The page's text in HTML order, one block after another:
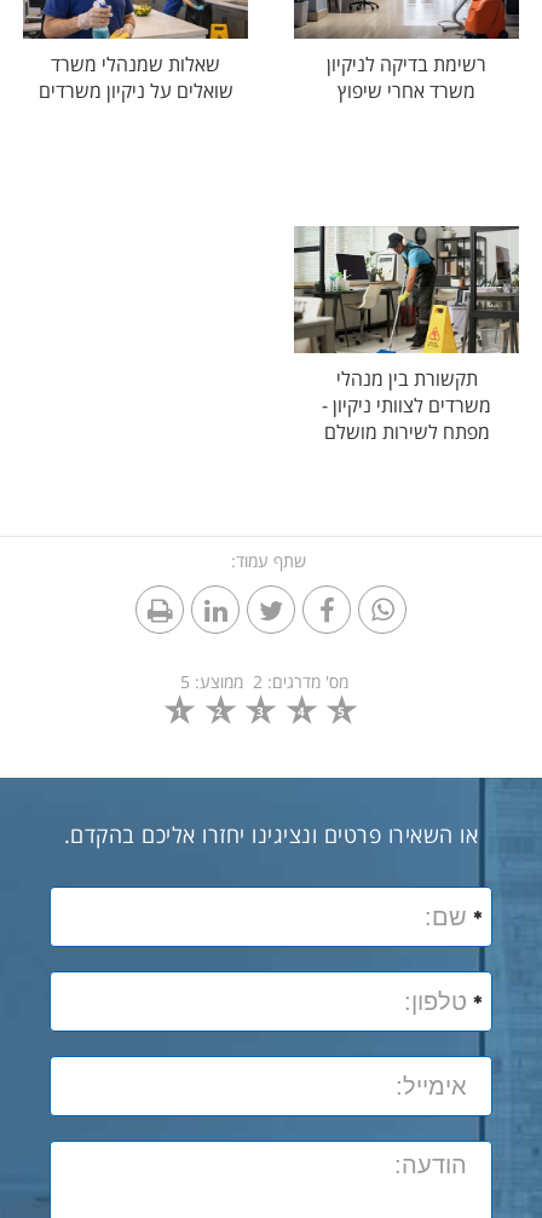
רשימת בדיקה לניקיון
משרד אחרי שיפוץ
שאלות שמנהלי משרד
שואלים על ניקיון משרדים
תקשורת בין מנהלי
משרדים לצוותי ניקיון -
מפתח לשירות מושלם
שתף עמוד:
מס' מדרגים:2 ממוצע: 5
1 2 3 4 5
או השאירו פרטים ונציגינו יחזרו אליכם בהקדם.